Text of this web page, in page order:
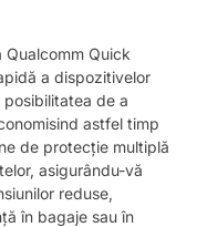
Quick
a dispozitivelor
de a
astfel timp
de protecție multiplă
asigurându-vă
reduse,
în bagaje sau în